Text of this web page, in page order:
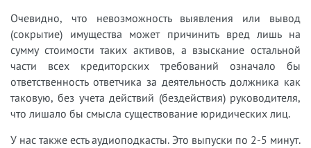
Очевидно, что невозможность выявления или вывод
(сокрытие) имущества может причинить вред лишь на
сумму стоимости таких активов, а взыскание остальной
части всех кредиторских требований означало бы
ответственность ответчика за деятельность должника как
таковую, без учета действий (бездействия) руководителя,
что лишало бы смысла существование юридических лиц.
У нас также есть аудиоподкасты. Это выпуски по 2-5 минут.